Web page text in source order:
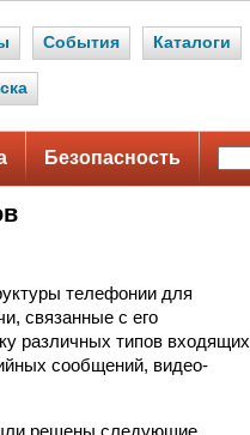
События Каталоги
Безопасность
телефонии для
связанные с его
различных типов входящих
сообщений, видео-
решены следующие